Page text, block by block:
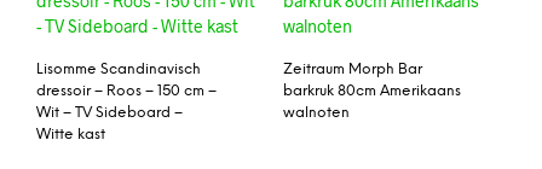
Lisomme Scandinavisch
dressoir – Roos – 150 cm –
Wit – TV Sideboard –
Witte kast
Zeitraum Morph Bar
barkruk 80cm Amerikaans
walnoten